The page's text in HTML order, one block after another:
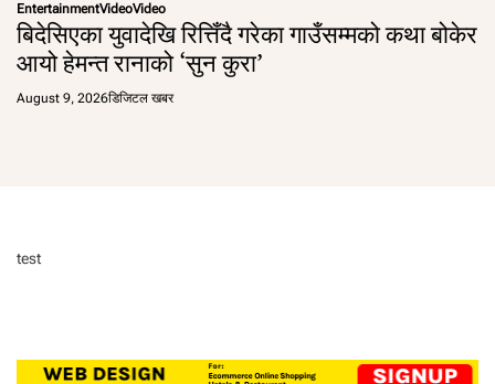
EntertainmentVideoVideo
बिदेसिएका युवादेखि रित्तिँदै गरेका गाउँसम्मको कथा बोकेर
आयो हेमन्त रानाको ‘सुन कुरा’
August 9, 2026डिजिटल खबर
test